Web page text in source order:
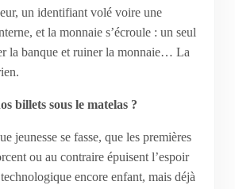
un identifiant volé voire une
et la monnaie s’écroule : un seul
la banque et ruiner la monnaie… La
billets sous le matelas ?
jeunesse se fasse, que les premières
ou au contraire épuisent l’espoir
encore enfant, mais déjà